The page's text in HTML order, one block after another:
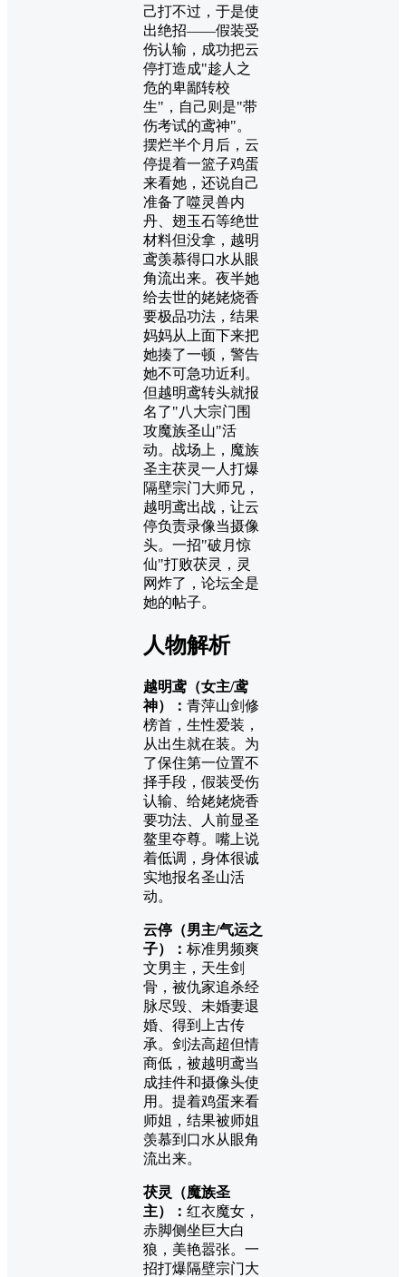
己打不过，于是使
出绝招——假装受
伤认输，成功把云
停打造成"趁人之
危的卑鄙转校
生"，自己则是"带
伤考试的鸢神"。
摆烂半个月后，云
停提着一篮子鸡蛋
来看她，还说自己
准备了噬灵兽内
丹、翅玉石等绝世
材料但没拿，越明
鸢羡慕得口水从眼
角流出来。夜半她
给去世的姥姥烧香
要极品功法，结果
妈妈从上面下来把
她揍了一顿，警告
她不可急功近利。
但越明鸢转头就报
名了"八大宗门围
攻魔族圣山"活
动。战场上，魔族
圣主茯灵一人打爆
隔壁宗门大师兄，
越明鸢出战，让云
停负责录像当摄像
头。一招"破月惊
仙"打败茯灵，灵
网炸了，论坛全是
她的帖子。
人物解析
越明鸢（女主/鸢
神）： 青萍山剑修
榜首，生性爱装，
从出生就在装。为
了保住第一位置不
择手段，假装受伤
认输、给姥姥烧香
要功法、人前显圣
鳌里夺尊。嘴上说
着低调，身体很诚
实地报名圣山活
动。
云停（男主/气运之
子）： 标准男频爽
文男主，天生剑
骨，被仇家追杀经
脉尽毁、未婚妻退
婚、得到上古传
承。剑法高超但情
商低，被越明鸢当
成挂件和摄像头使
用。提着鸡蛋来看
师姐，结果被师姐
羡慕到口水从眼角
流出来。
茯灵（魔族圣
主）： 红衣魔女，
赤脚侧坐巨大白
狼，美艳嚣张。一
招打爆隔壁宗门大